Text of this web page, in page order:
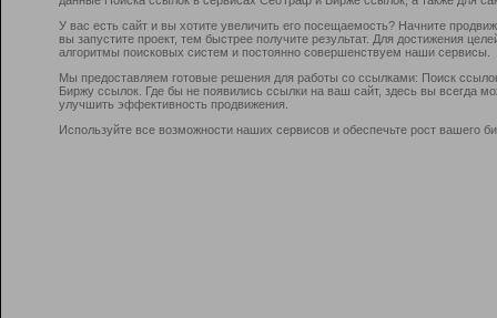
У вас есть сайт и вы хотите увеличить его посещаемость? Начните
вы запустите проект, тем быстрее получите результат. Для достижения
алгоритмы поисковых систем и постоянно совершенствуем наши сервисы.
Мы предоставляем готовые решения для работы со ссылками: Поиск
Биржу ссылок. Где бы не появились ссылки на ваш сайт, здесь вы всегда
улучшить эффективность продвижения.
Используйте все возможности наших сервисов и обеспечьте рост вашего